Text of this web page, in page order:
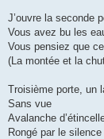
J’ouvre la seconde
Vous avez bu les
Vous pensiez que
(La montée et la
Troisième porte, un
Sans vue
Avalanche
Rongé par le silence